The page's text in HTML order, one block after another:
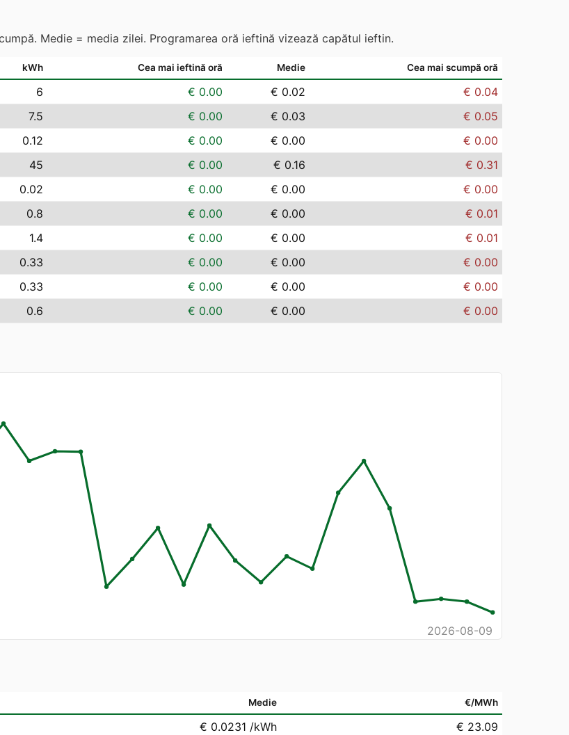
Medie = media zilei. Programarea oră ieftină vizează capătul ieftin.
kWh Cea mai ieftină oră Medie Cea mai scumpă oră
6 € 0.00 € 0.02
€ 0.04
7.5 € 0.00 € 0.03
€ 0.05
0.12 € 0.00 € 0.00
€ 0.00
45 € 0.00 € 0.16
€ 0.31
0.02 € 0.00 € 0.00
€ 0.00
0.8 € 0.00 € 0.00
€ 0.01
1.4 € 0.00 € 0.00
€ 0.01
0.33 € 0.00 € 0.00
€ 0.00
0.33 € 0.00 € 0.00
€ 0.00
0.6 € 0.00 € 0.00 € 0.00
2026-08-09
Medie €/MWh
€ 0.0231 /kWh
€ 23.09